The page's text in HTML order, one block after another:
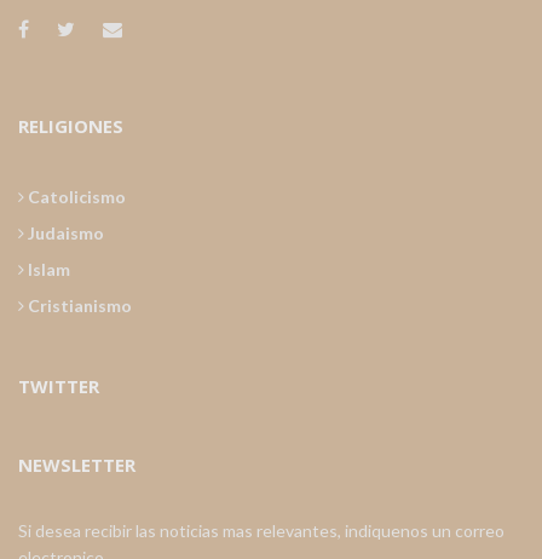
RELIGIONES
Catolicismo
Judaismo
Islam
Cristianismo
TWITTER
NEWSLETTER
Si desea recibir las noticias mas relevantes, indiquenos un correo